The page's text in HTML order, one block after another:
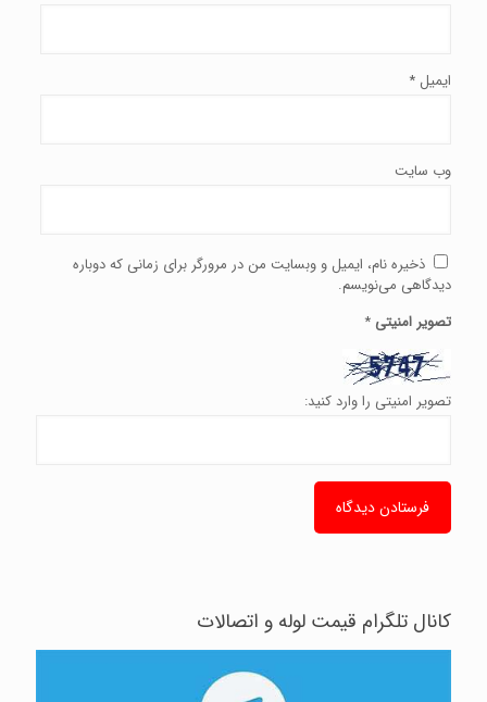
ایمیل *
وب‌ سایت
ذخیره نام، ایمیل و وبسایت من در مرورگر برای زمانی که دوباره
دیدگاهی می‌نویسم.
تصویر امنیتی *
تصویر امنیتی را وارد کنید:
کانال تلگرام قیمت لوله و اتصالات